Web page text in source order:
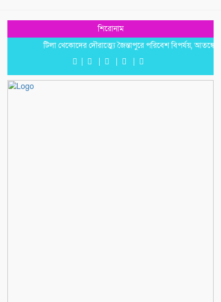
শিরোনাম
টিলা খেকোদের দৌরাত্ম্যে জৈন্তাপুরে পরিবেশ বিপর্যয়, আতঙ্কে প্রবাসী